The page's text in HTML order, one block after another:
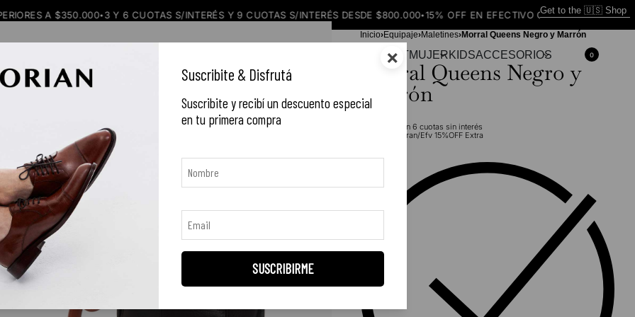
×
Suscribite & Disfrutá
Suscribite y recibí un descuento especial
en tu primera compra
SUSCRIBIRME
$350.000 •3 Y 6 CUOTAS S/INTERÉS Y 9 CUOTAS S/INTERÉS DESDE $800.000•15% OFF EN EFECTIVO O TRANSFERENCIA•ENVÍO
Get to the 🇺🇸 Shop
OUTFITMUJERKIDSACCESORIOS 0
Inicio›Equipaje›Maletines›Morral Queens Negro y Marrón
Morral Queens Negro y
Marrón
en 6 cuotas sin interés
Tran/Efv 15%OFF Extra